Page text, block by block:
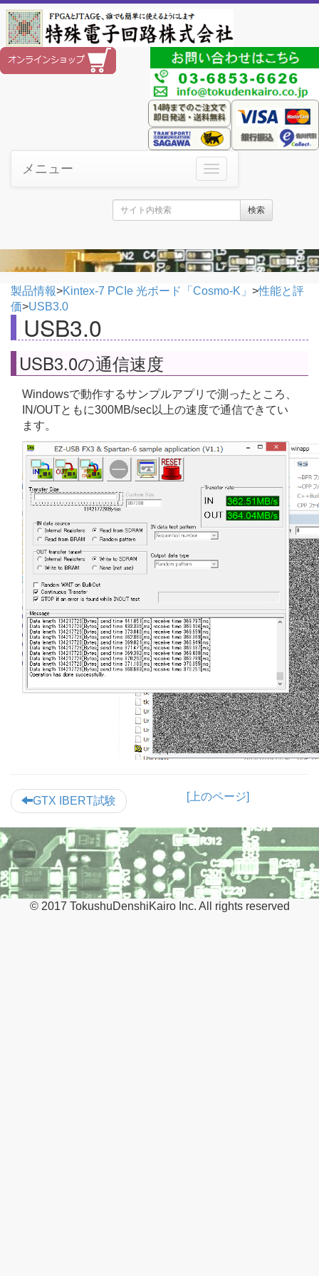
メニュー
検索
製品情報>Kintex-7 PCIe 光ボード「Cosmo-K」 >性能と評
価>USB3.0
USB3.0
USB3.0の通信速度
Windowsで動作するサンプルアプリで測ったところ、
IN/OUTともに300MB/sec以上の速度で通信できてい
ます。
GTX IBERT試験 [上のページ]
© 2017 TokushuDenshiKairo Inc. All rights reserved